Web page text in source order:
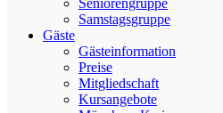
Seniorengruppe
Samstagsgruppe
Gäste
Gästeinformation
Preise
Mitgliedschaft
Kursangebote